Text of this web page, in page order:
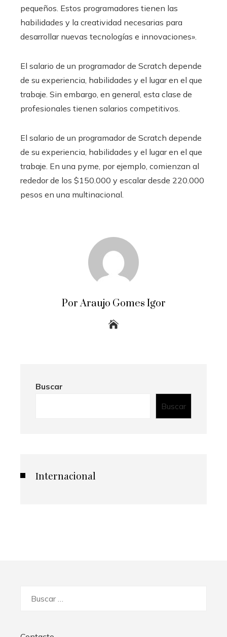
pequeños. Estos programadores tienen las
habilidades y la creatividad necesarias para
desarrollar nuevas tecnologías e innovaciones».
El salario de un programador de Scratch depende
de su experiencia, habilidades y el lugar en el que
trabaje. Sin embargo, en general, esta clase de
profesionales tienen salarios competitivos.
El salario de un programador de Scratch depende
de su experiencia, habilidades y el lugar en el que
trabaje. En una pyme, por ejemplo, comienzan al
rededor de los $150.000 y escalar desde 220.000
pesos en una multinacional.
Por Araujo Gomes Igor
Buscar
Buscar
Internacional